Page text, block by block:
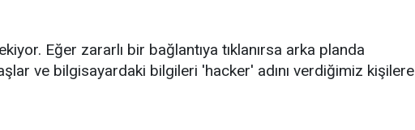
Eğer zararlı bir bağlantıya tıklanırsa arka planda
ve bilgisayardaki bilgileri 'hacker' adını verdiğimiz kişilere